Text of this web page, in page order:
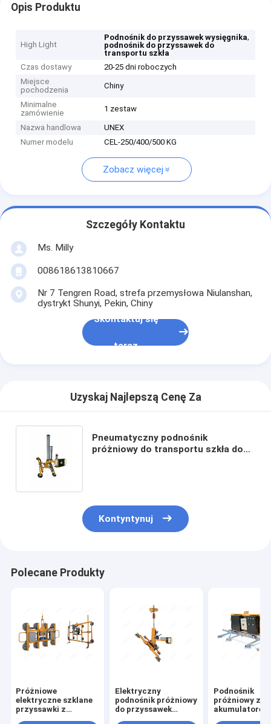
Opis Produktu
High Light
Podnośnik do przyssawek wysięgnika,
podnośnik do przyssawek do
transportu szkła
Czas dostawy
20-25 dni roboczych
Miejsce
pochodzenia
Chiny
Minimalne
zamówienie
1 zestaw
Nazwa handlowa
UNEX
Numer modelu
CEL-250/400/500 KG
Zobacz więcej
Szczegóły Kontaktu
Ms. Milly
008618613810667
Nr 7 Tengren Road, strefa przemysłowa Niulanshan,
dystrykt Shunyi, Pekin, Chiny
Skontaktuj się
teraz
Uzyskaj Najlepszą Cenę Za
Pneumatyczny podnośnik
próżniowy do transportu szkła do
Kontyntynuj
Polecane Produkty
Próżniowe
elektryczne szklane
przyssawki z
Elektryczny
podnośnik próżniowy
do przyssawek
Podnośnik
próżniowy z
akumulatorem